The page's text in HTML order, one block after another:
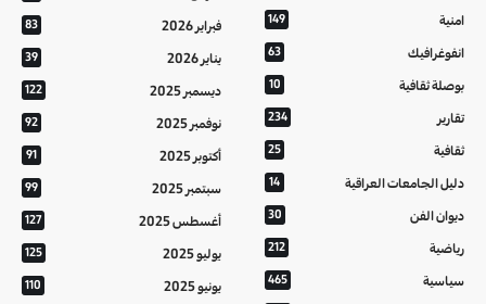
امنية 149
انفوغرافيك 63
بوصلة ثقافية 10
تقارير 234
ثقافية 25
دليل الجامعات العراقية 14
ديوان الفن 30
رياضية 212
سياسية 465
فبراير 2026 83
يناير 2026 39
ديسمبر 2025 122
نوفمبر 2025 92
أكتوبر 2025 91
سبتمبر 2025 99
أغسطس 2025 127
يوليو 2025 125
يونيو 2025 110